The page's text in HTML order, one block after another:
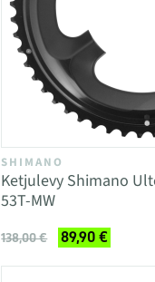
SHIMANO
Ketjulevy Shimano
53T-MW
138,00 € 89,90 €